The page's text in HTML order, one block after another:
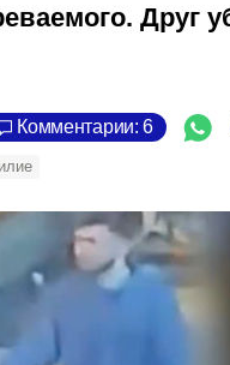
Друг
Комментарии: 6